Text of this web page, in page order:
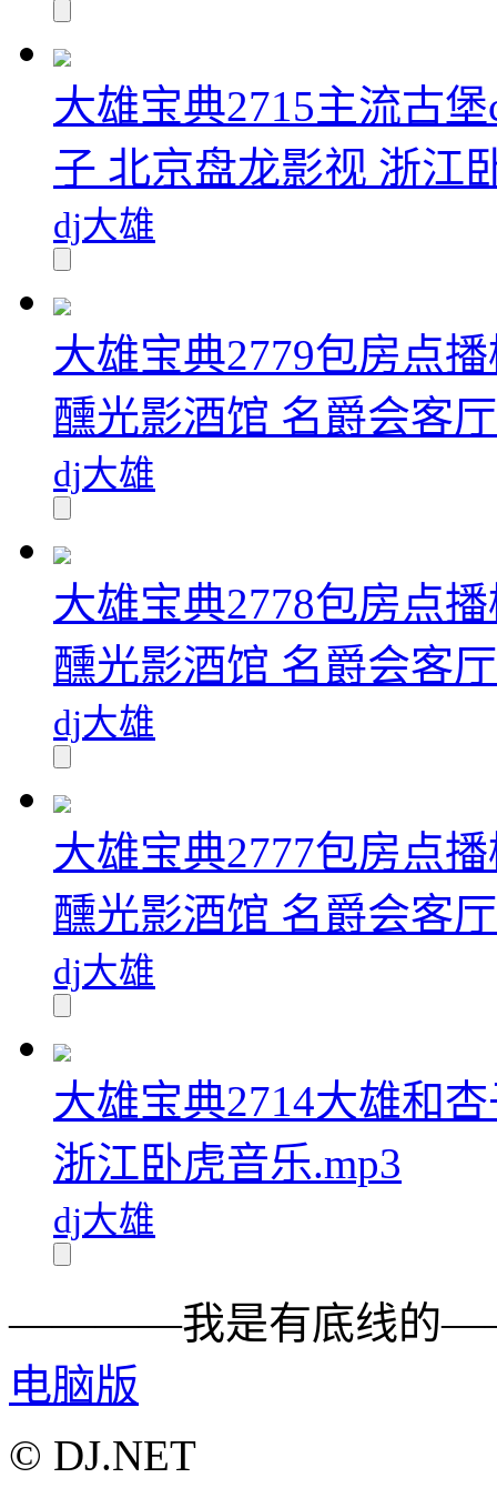
大雄宝典2715主流古堡
子 北京盘龙影视 浙江
dj大雄
大雄宝典2779包房点
醺光影酒馆 名爵会客
dj大雄
大雄宝典2778包房点
醺光影酒馆 名爵会客
dj大雄
大雄宝典2777包房点
醺光影酒馆 名爵会客
dj大雄
大雄宝典2714大雄和
浙江卧虎音乐.mp3
dj大雄
————我是有底线
电脑版
© DJ.NET